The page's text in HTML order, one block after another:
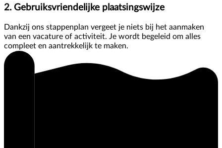
2. Gebruiksvriendelijke plaatsingswijze
Dankzij ons stappenplan vergeet je niets bij het aanmaken
van een vacature of activiteit. Je wordt begeleid om alles
compleet en aantrekkelijk te maken.